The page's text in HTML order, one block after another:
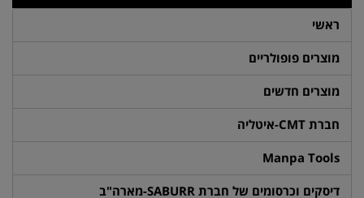
ראשי
מוצרים פופולריים
מוצרים חדשים
חברת CMT-איטליה
Manpa Tools
דיסקים וכרסומים של חברת SABURR-מארה"ב